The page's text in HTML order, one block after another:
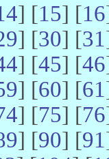
] [15] [16
] [30] [31
] [45] [46
] [60] [61
] [75] [76
] [90] [91